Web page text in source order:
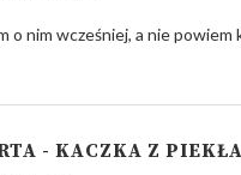
o nim wcześniej, a nie powiem
- KACZKA Z